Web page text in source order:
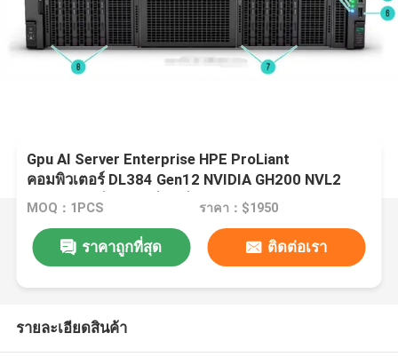
Gpu AI Server Enterprise HPE ProLiant
คอมพิวเตอร์ DL384 Gen12 NVIDIA GH200 NVL2
คอมพิวเตอร์ฟรี เซอร์เวอร์ส่วนตัว
MOQ：1PCS ราคา：$1950
ราคาถูกที่สุด ติดต่อเรา
รายละเอียดสินค้า